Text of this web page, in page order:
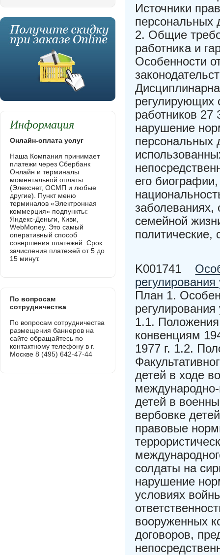
Источники
персональных
2. Общие
работника и
Особенности
регулирующих
работников 27
нарушение
персональных
его
семейной
политические,
K001741
План 1.
1.1.
конвенциям
1977 г. 1.2.
детей в ходе
детей в
вербовке
правовые
солдаты на
нарушение
условиях
вооруженных
договоров,
Информация
Онлайн-оплата услуг
Наша Компания принимает
платежи через Сбербанк
Онлайн и терминалы
моментальной оплаты
(Элекснет, ОСМП и любые
другие). Пункт меню
терминалов «Электронная
коммерция» подпункты:
Яндекс-Деньги, Киви,
WebMoney. Это самый
оперативный способ
совершения платежей. Срок
зачисления платежей от 5 до
15 минут.
По вопросам
сотрудничества
По вопросам сотрудничества
размещения баннеров на
сайте обращайтесь по
контактному телефону в г.
Москве 8 (495) 642-47-44